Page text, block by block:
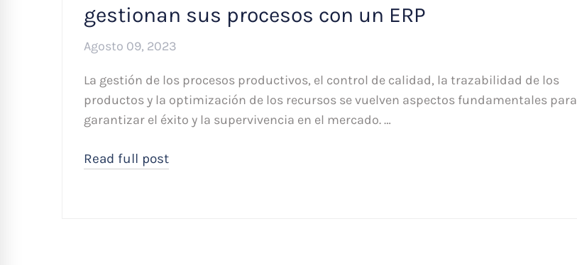
gestionan sus procesos con un ERP
Agosto 09, 2023
La gestión de los procesos productivos, el control de calidad, la trazabilidad de los
productos y la optimización de los recursos se vuelven aspectos fundamentales para
garantizar el éxito y la supervivencia en el mercado. …
Read full post